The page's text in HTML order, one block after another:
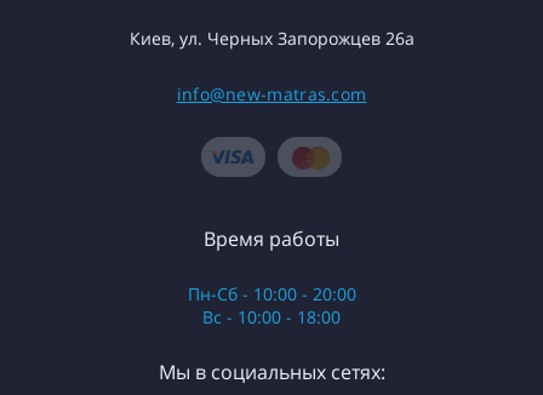
Киев, ул. Черных Запорожцев 26а
info@new-matras.com
Время работы
Пн-Сб - 10:00 - 20:00
Вс - 10:00 - 18:00
Мы в социальных сетях: